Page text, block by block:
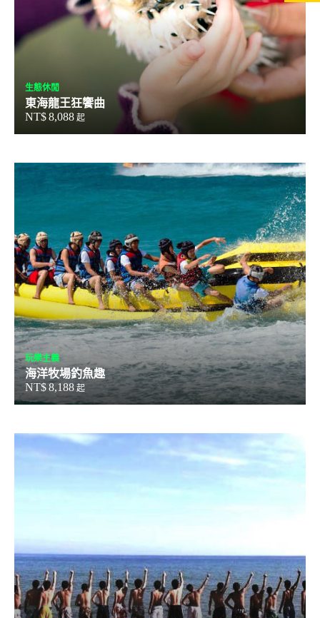
生態休閒
東海龍王狂饗曲
NT$8,088 起
玩樂主義
海洋牧場釣魚趣
NT$8,188 起